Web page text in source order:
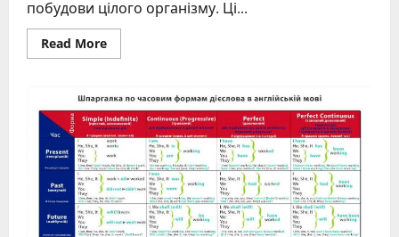
побудови цілого організму. Ці...
Read MoreRead
more
виглядає
ДНК
–
будова
молекули,
що
керує
життям